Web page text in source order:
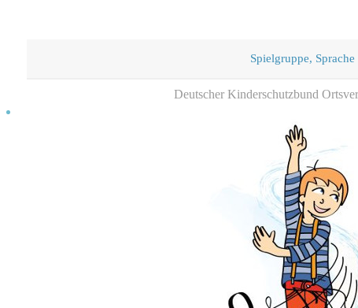
Spielgruppe, Sprache
Deutscher Kinderschutzbund